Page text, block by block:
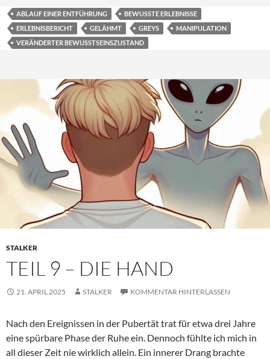
ABLAUF EINER ENTFÜHRUNG
BEWUSSTE ERLEBNISSE
ERLEBNISBERICHT
GELÄHMT GREYS
MANIPULATION
VERÄNDERTER BEWUSSTSEINSZUSTAND
STALKER
TEIL 9 – DIE HAND
21. APRIL 2025 STALKER KOMMENTAR HINTERLASSEN
Nach den Ereignissen in der Pubertät trat für etwa drei Jahre
eine spürbare Phase der Ruhe ein. Dennoch fühlte ich mich in
all dieser Zeit nie wirklich allein. Ein innerer Drang brachte